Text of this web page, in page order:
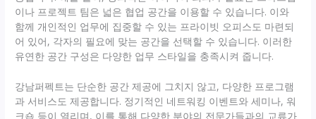
이나 프로젝트 팀은 넓은 협업 공간을 이용할 수 있습니다. 이와
함께 개인적인 업무에 집중할 수 있는 프라이빗 오피스도 마련되
어 있어, 각자의 필요에 맞는 공간을 선택할 수 있습니다. 이러한
유연한 공간 구성은 다양한 업무 스타일을 충족시켜 줍니다.
강남퍼펙트는 단순한 공간 제공에 그치지 않고, 다양한 프로그램
과 서비스도 제공합니다. 정기적인 네트워킹 이벤트와 세미나, 워
크숍 등이 열리며, 이를 통해 다양한 분야의 전문가들과의 교류가